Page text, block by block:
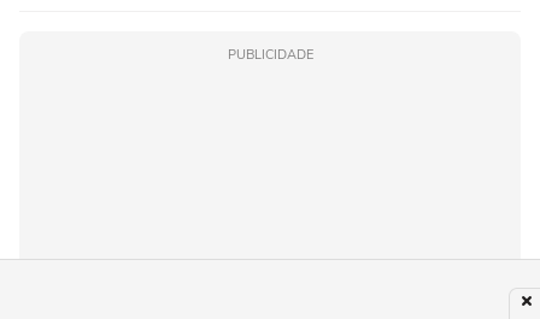
PUBLICIDADE